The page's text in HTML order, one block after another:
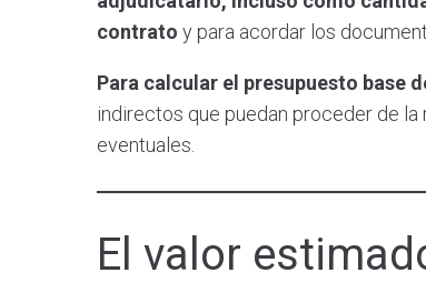
contrato y para acordar los
Para calcular el presupuesto base
indirectos que puedan proceder de
eventuales.
El valor